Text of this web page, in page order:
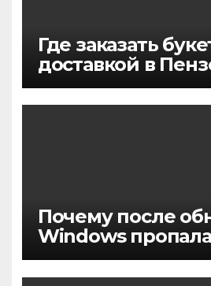
Где заказать
доставкой в
цветы точно
приехали
Почему после
Windows пропала
активация